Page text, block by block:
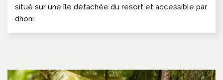
situé sur une île détachée du resort et accessible par
dhoni.